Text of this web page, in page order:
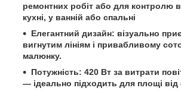
ремонтних робіт або для контролю
кухні, у ванній або спальні
Елегантний дизайн: візуально
вигнутим лініям і привабливому
малюнку.
Потужність: 420 Вт за витрати
— ідеально підходить для площі